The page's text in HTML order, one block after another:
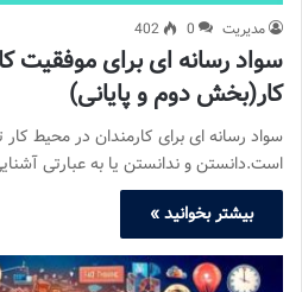
مدیریت 0
402
سواد رسانه ای برای موفقیت
کار(بخش دوم و پایانی)
سواد رسانه ای برای کارمندان در محیط کار
است.دانستن و ندانستن یا به عبارتی
بیشتر بخوانید »